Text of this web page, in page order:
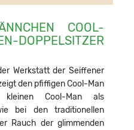
COOL-
DOPPELSITZER
Werkstatt der Seiffener
den pfiffigen Cool-Man
Cool-Man als
bei den traditionellen
Rauch der glimmenden